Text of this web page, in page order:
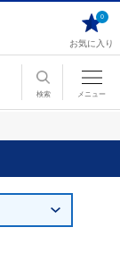
お気に入り
0
検索 メニュー